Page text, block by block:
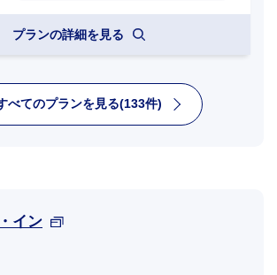
プランの詳細を見る
べてのプランを見る(133件)
イン